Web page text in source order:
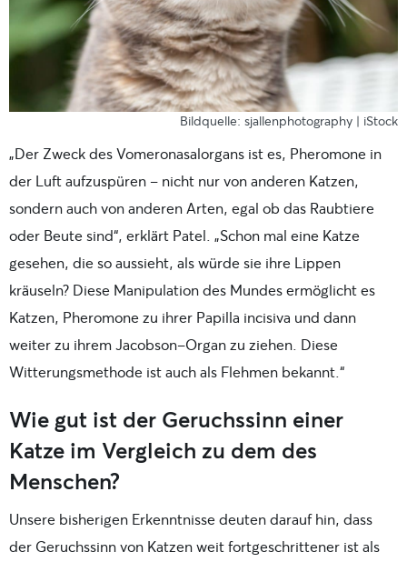
Bildquelle: sjallenphotography | iStock
„Der Zweck des Vomeronasalorgans ist es, Pheromone in
der Luft aufzuspüren – nicht nur von anderen Katzen,
sondern auch von anderen Arten, egal ob das Raubtiere
oder Beute sind“, erklärt Patel. „Schon mal eine Katze
gesehen, die so aussieht, als würde sie ihre Lippen
kräuseln? Diese Manipulation des Mundes ermöglicht es
Katzen, Pheromone zu ihrer Papilla incisiva und dann
weiter zu ihrem Jacobson-Organ zu ziehen. Diese
Witterungsmethode ist auch als Flehmen bekannt.“
Wie gut ist der Geruchssinn einer
Katze im Vergleich zu dem des
Menschen?
Unsere bisherigen Erkenntnisse deuten darauf hin, dass
der Geruchssinn von Katzen weit fortgeschrittener ist als